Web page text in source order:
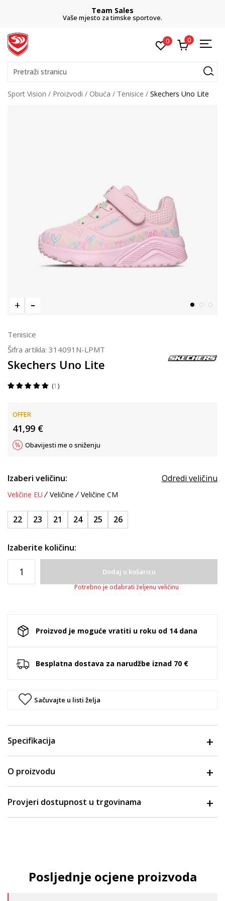
Team Sales
Vaše mjesto za timske sportove.
0 0
Pretraži stranicu
Sport Vision Proizvodi Obuća Tenisice Skechers Uno Lite
Tenisice
Šifra artikla: 314091N-LPMT
Skechers Uno Lite
1
OFFER
41,99 €
Obavijesti me o sniženju
Izaberi veličinu: Odredi veličinu
Veličine EU Veličine Veličine CM
22 23 21 24 25 26
Izaberite količinu:
Dodaj u košaricu
Potrebno je odabrati željenu veličinu
Proizvod je moguće vratiti u roku od 14 dana
Besplatna dostava za narudžbe iznad 70 €
Sačuvajte u listi želja
Specifikacija
O proizvodu
Provjeri dostupnost u trgovinama
Posljednje ocjene proizvoda